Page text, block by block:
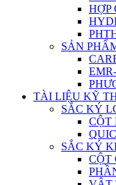
HỢP
SẢN
TÀI LIỆU KỸ
SẮC KÝ
CỘT
SẮC KÝ
CỘT